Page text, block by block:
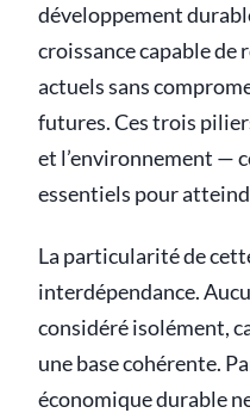
développement
croissance capable de
actuels sans
futures. Ces trois
et l’environnement —
essentiels pour
La particularité de
interdépendance.
considéré isolément,
une base cohérente.
économique durable